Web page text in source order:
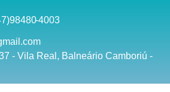
8480-4003
- Vila Real, Balneário Camboriú -